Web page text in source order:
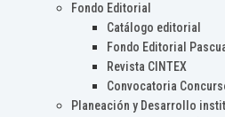
Fondo Editorial
Catálogo editorial
Fondo Editorial
Revista CINTEX
Convocatoria
Planeación y Desarrollo